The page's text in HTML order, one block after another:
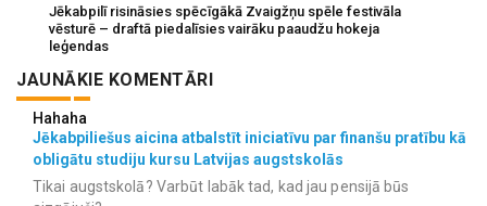
Jēkabpilī risināsies spēcīgākā Zvaigžņu spēle festivāla
vēsturē – draftā piedalīsies vairāku paaudžu hokeja
leģendas
JAUNĀKIE KOMENTĀRI
Hahaha
Jēkabpiliešus aicina atbalstīt iniciatīvu par finanšu pratību kā
obligātu studiju kursu Latvijas augstskolās
Tikai augstskolā? Varbūt labāk tad, kad jau pensijā būs